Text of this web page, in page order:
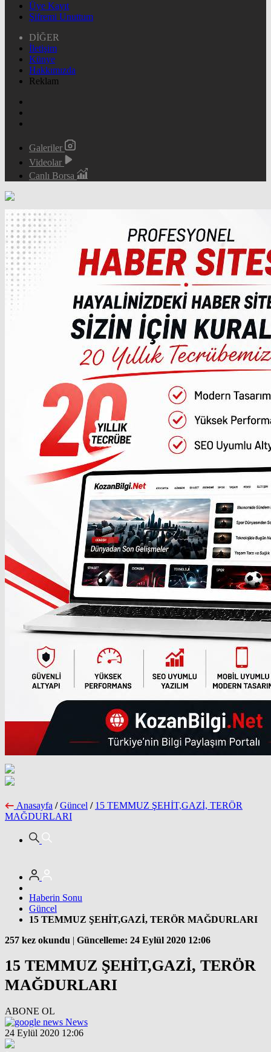
Üye Kayıt
Şifremi Unuttum
DİĞER
İletişim
Künye
Hakkımızda
Reklam
Galeriler
Videolar
Canlı Borsa
Anasayfa / Güncel / 15 TEMMUZ ŞEHİT,GAZİ, TERÖR
MAĞDURLARI
Haberin Sonu
Güncel
15 TEMMUZ ŞEHİT,GAZİ, TERÖR MAĞDURLARI
257 kez okundu | Güncelleme: 24 Eylül 2020 12:06
15 TEMMUZ ŞEHİT,GAZİ, TERÖR
MAĞDURLARI
ABONE OL
News
24 Eylül 2020 12:06